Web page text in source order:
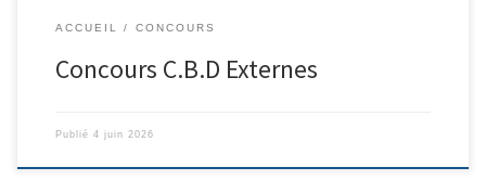
ACCUEIL CONCOURS
Concours C.B.D Externes
Publié 4 juin 2026